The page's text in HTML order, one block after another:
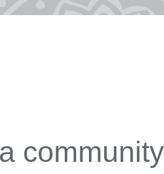
community